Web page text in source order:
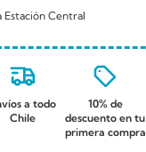
Estación Central
a todo
Chile
10% de
descuento en tu
primera compra